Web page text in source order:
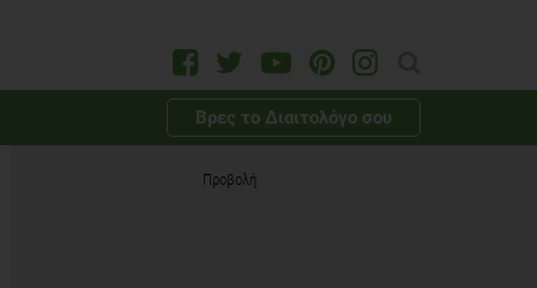
Βρες το Διαιτολόγο σου
Προβολή